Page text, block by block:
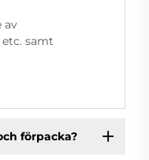
av
samt
förpacka?